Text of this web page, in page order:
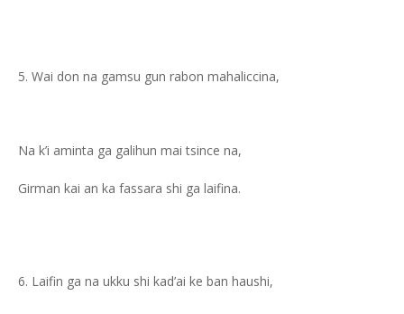
Wai don na gamsu gun rabon mahaliccina,
Na k’i aminta ga galihun mai tsince na,
Girman kai an ka fassara shi ga laifina.
Laifin ga na ukku shi kad’ai ke ban haushi,